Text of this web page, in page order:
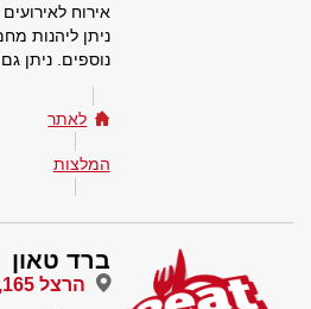
אירוח
ניתן ליהנות
נוספים. ניתן
לאתר
המלצות
ברד טאון
הרצל 165, רחובות